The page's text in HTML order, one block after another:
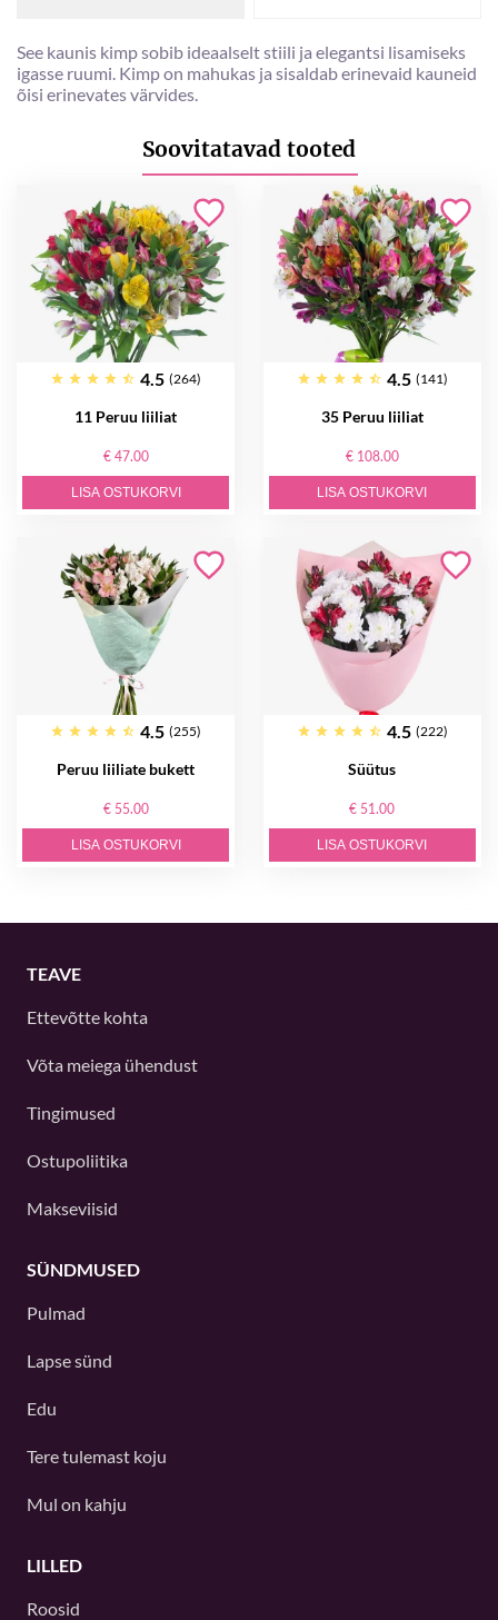
See kaunis kimp sobib ideaalselt stiili ja elegantsi lisamiseks
igasse ruumi. Kimp on mahukas ja sisaldab erinevaid kauneid
õisi erinevates värvides.
Soovitatavad tooted
4.5 (264)
11 Peruu liiliat
€ 47.00
LISA OSTUKORVI
4.5 (141)
35 Peruu liiliat
€ 108.00
LISA OSTUKORVI
4.5 (255)
Peruu liiliate bukett
€ 55.00
LISA OSTUKORVI
4.5 (222)
Süütus
€ 51.00
LISA OSTUKORVI
TEAVE
Ettevõtte kohta
Võta meiega ühendust
Tingimused
Ostupoliitika
Makseviisid
SÜNDMUSED
Pulmad
Lapse sünd
Edu
Tere tulemast koju
Mul on kahju
LILLED
Roosid